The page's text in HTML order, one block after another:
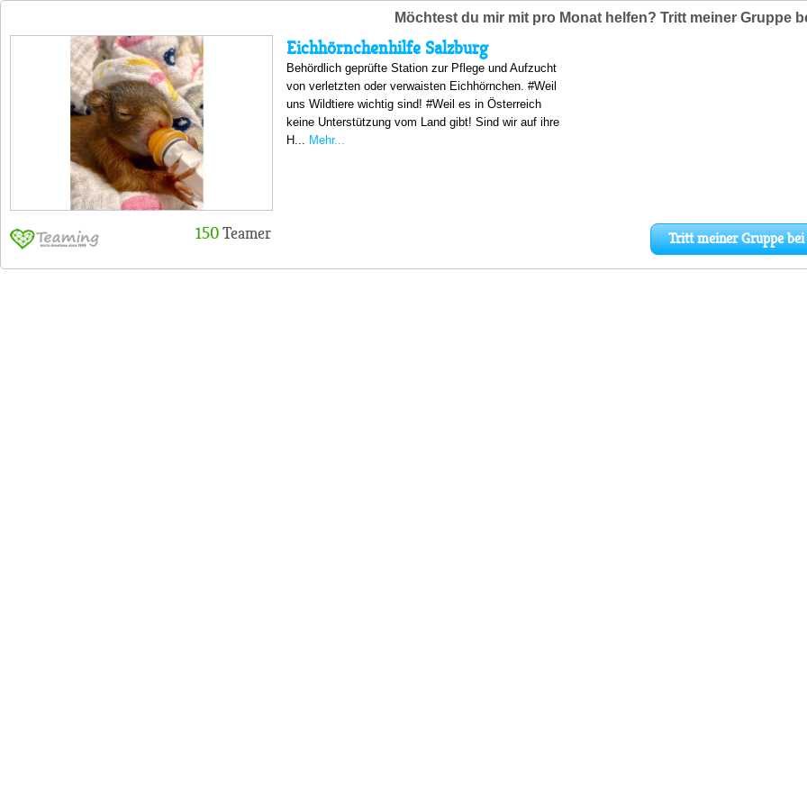
Möchtest du mir mit pro Monat helfen? Tritt meiner Gruppe
Eichhörnchenhilfe Salzburg
Behördlich geprüfte Station zur Pflege und Aufzucht
von verletzten oder verwaisten Eichhörnchen. #Weil
uns Wildtiere wichtig sind! #Weil es in Österreich
keine Unterstützung vom Land gibt! Sind wir auf ihre
H... Mehr...
150Teamer Tritt meiner Gruppe bei